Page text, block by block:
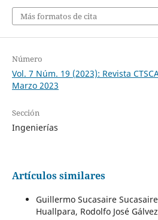
Más formatos de cita
Número
Vol. 7 Núm. 19 (2023): Revista
Marzo 2023
Sección
Ingenierías
Artículos similares
Guillermo Sucasaire
Huallpara, Rodolfo José